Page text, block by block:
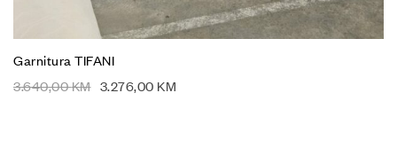
Garnitura TIFANI
3.640,00KM 3.276,00 KM